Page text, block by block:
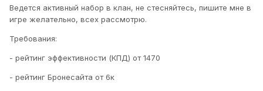
Ведется активный набор в клан, не стесняйтесь, пишите мне в
игре желательно, всех рассмотрю.
Требования:
- рейтинг эффективности (КПД) от 1470
- рейтинг Бронесайта от 6к